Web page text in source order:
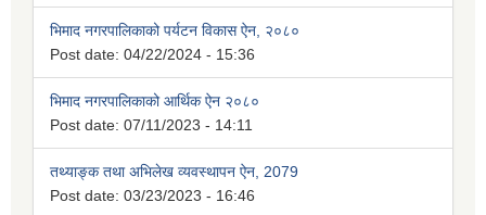
भिमाद नगरपालिकाको पर्यटन विकास ऐन, २०८०
Post date: 04/22/2024 - 15:36
भिमाद नगरपालिकाको आर्थिक ऐन २०८०
Post date: 07/11/2023 - 14:11
तथ्याङ्क तथा अभिलेख व्यवस्थापन ऐन, 2079
Post date: 03/23/2023 - 16:46